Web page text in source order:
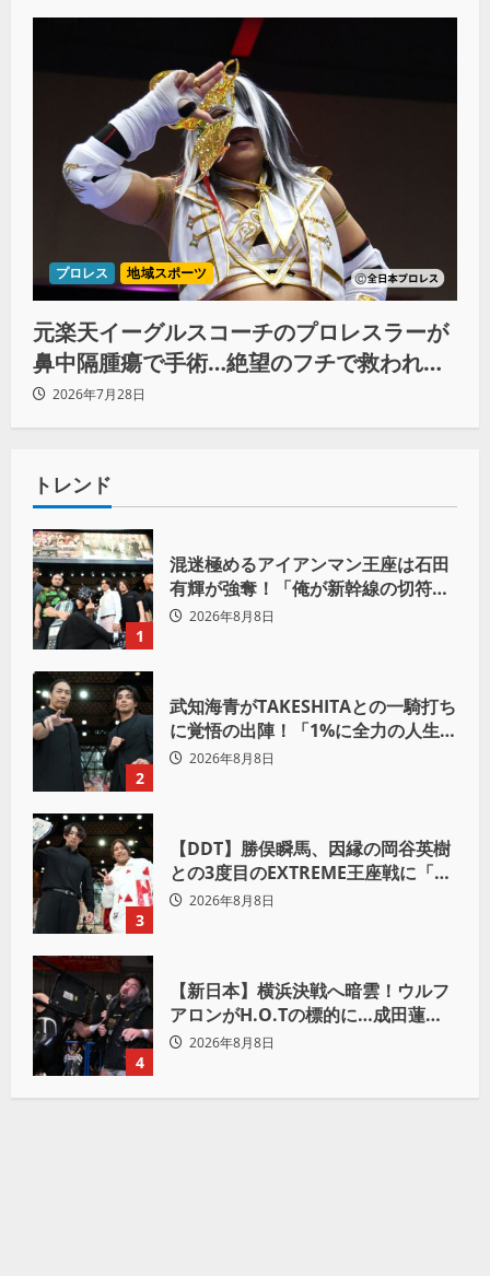
プロレス 地域スポーツ
元楽天イーグルスコーチのプロレスラーが
鼻中隔腫瘍で手術…絶望のフチで救われた
リーダーの言葉
2026年7月28日
トレンド
1
混迷極めるアイアンマン王座は石田
有輝が強奪！「俺が新幹線の切符を
手に入れるからな！逃げ切るぞ」
2026年8月8日
2
武知海青がTAKESHITAとの一騎打ち
に覚悟の出陣！「1%に全力の人生を
かけて勝ちにいきたい」
2026年8月8日
3
【DDT】勝俣瞬馬、因縁の岡谷英樹
との3度目のEXTREME王座戦に「僕
が本当の岡谷英樹を引き出して獲り
2026年8月8日
4
【新日本】横浜決戦へ暗雲！ウルフ
アロンがH.O.Tの標的に…成田蓮へ
「シュウマイにしてやる」と怒り爆
2026年8月8日